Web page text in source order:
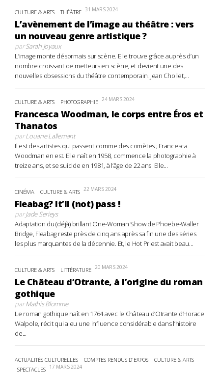
CULTURE & ARTS THÉÂTRE 31 MARS 2024
L’avènement de l’image au théâtre : vers
un nouveau genre artistique ?
parSarah Joyaux
L’image monte désormais sur scène. Elle trouve grâce auprès d’un
nombre croissant de metteurs en scène, et devient une des
nouvelles obsessions du théâtre contemporain. Jean Chollet,...
CULTURE & ARTS PHOTOGRAPHIE 24 MARS 2024
Francesca Woodman, le corps entre Éros et
Thanatos
parLouane Lallemant
Il est des artistes qui passent comme des comètes ; Francesca
Woodman en est. Elle naît en 1958, commence la photographie à
treize ans, et se suicide en 1981, à l’âge de 22 ans. Elle...
CINÉMA CULTURE & ARTS 22 MARS 2024
Fleabag? It’ll (not) pass !
parJade Serieys
Adaptation du (déjà) brillant One-Woman Show de Phoebe-Waller
Bridge, Fleabag reste près de cinq ans après sa fin une des séries
les plus marquantes de la décennie. Et, le Hot Priest avait beau...
CULTURE & ARTS LITTÉRATURE 20 MARS 2024
Le Château d’Otrante, à l’origine du roman
gothique
parMathis Blomme
Le roman gothique naît en 1764 avec le Château d’Otrante d’Horace
Walpole, récit qui a eu une influence considérable dans l’histoire
de...
ACTUALITÉS CULTURELLES COMPTES RENDUS D'EXPOS
CULTURE & ARTS
SPECTACLES 17 MARS 2024